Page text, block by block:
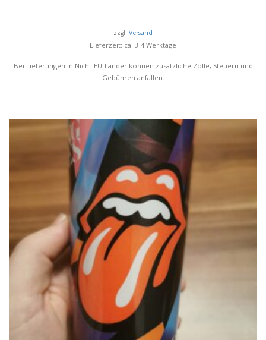
zzgl. Versand
Lieferzeit: ca. 3-4 Werktage
Bei Lieferungen in Nicht-EU-Länder können zusätzliche Zölle, Steuern und
Gebühren anfallen.